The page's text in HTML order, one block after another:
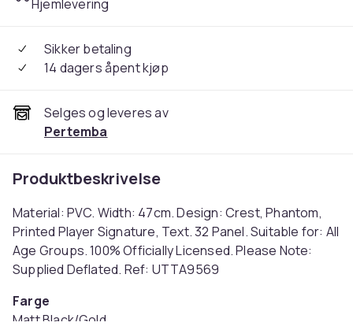
Hjemlevering
Sikker betaling
14 dagers åpent kjøp
Selges og leveres av
Pertemba
Produktbeskrivelse
Material: PVC. Width: 47cm. Design: Crest, Phantom,
Printed Player Signature, Text. 32 Panel. Suitable for: All
Age Groups. 100% Officially Licensed. Please Note:
Supplied Deflated. Ref: UTTA9569
Farge
Matt Black/Gold